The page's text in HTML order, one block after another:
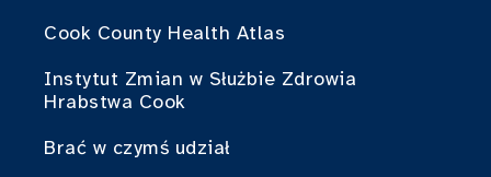
Cook County Health Atlas
Instytut Zmian w Służbie Zdrowia
Hrabstwa Cook
Brać w czymś udział